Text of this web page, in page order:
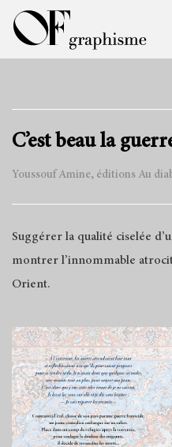
C’est beau la
Youssouf Amine, éditions Au
Suggérer la qualité ciselée
montrer l’innommable
Orient.